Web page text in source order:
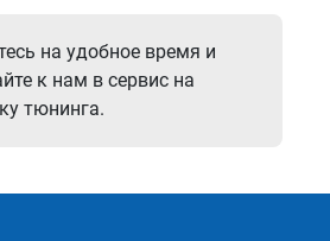
на удобное время и
к нам в сервис на
тюнинга.